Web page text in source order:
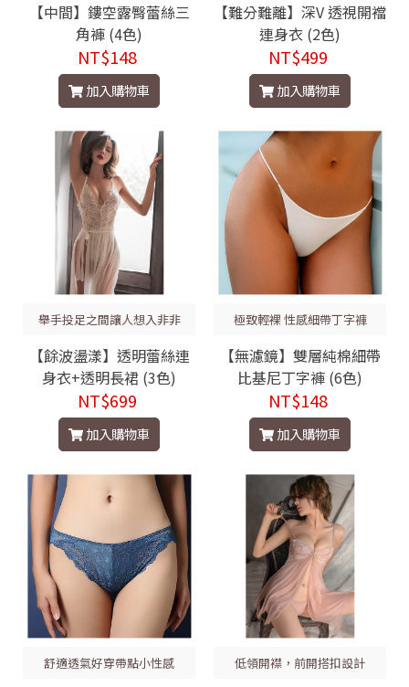
【中間】鏤空露臀蕾絲三
角褲 (4色)
NT$148
加入購物車
【難分難離】深V 透視開襠
連身衣 (2色)
NT$499
加入購物車
舉手投足之間讓人想入非非
【餘波盪漾】透明蕾絲連
身衣+透明長裙 (3色)
NT$699
加入購物車
極致輕裸 性感細帶丁字褲
【無濾鏡】雙層純棉細帶
比基尼丁字褲 (6色)
NT$148
加入購物車
舒適透氣好穿帶點小性感 低領開襟，前開搭扣設計